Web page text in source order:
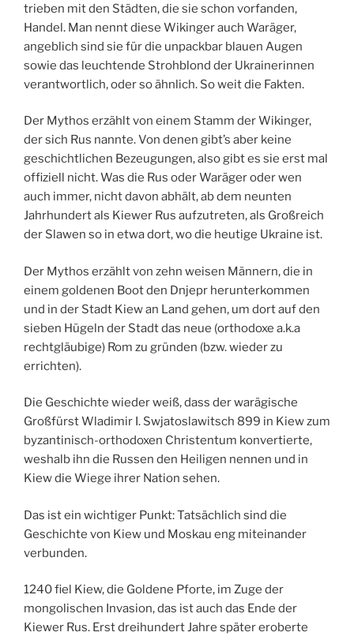
trieben mit den Städten, die sie schon vorfanden,
Handel. Man nennt diese Wikinger auch Waräger,
angeblich sind sie für die unpackbar blauen Augen
sowie das leuchtende Strohblond der Ukrainerinnen
verantwortlich, oder so ähnlich. So weit die Fakten.
Der Mythos erzählt von einem Stamm der Wikinger,
der sich Rus nannte. Von denen gibt’s aber keine
geschichtlichen Bezeugungen, also gibt es sie erst mal
offiziell nicht. Was die Rus oder Waräger oder wen
auch immer, nicht davon abhält, ab dem neunten
Jahrhundert als Kiewer Rus aufzutreten, als Großreich
der Slawen so in etwa dort, wo die heutige Ukraine ist.
Der Mythos erzählt von zehn weisen Männern, die in
einem goldenen Boot den Dnjepr herunterkommen
und in der Stadt Kiew an Land gehen, um dort auf den
sieben Hügeln der Stadt das neue (orthodoxe a.k.a
rechtgläubige) Rom zu gründen (bzw. wieder zu
errichten).
Die Geschichte wieder weiß, dass der warägische
Großfürst Wladimir I. Swjatoslawitsch 899 in Kiew zum
byzantinisch-orthodoxen Christentum konvertierte,
weshalb ihn die Russen den Heiligen nennen und in
Kiew die Wiege ihrer Nation sehen.
Das ist ein wichtiger Punkt: Tatsächlich sind die
Geschichte von Kiew und Moskau eng miteinander
verbunden.
1240 fiel Kiew, die Goldene Pforte, im Zuge der
mongolischen Invasion, das ist auch das Ende der
Kiewer Rus. Erst dreihundert Jahre später eroberte